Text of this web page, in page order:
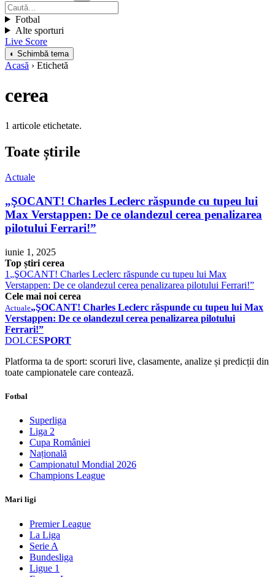
Fotbal
Alte sporturi
Live Score
◐ Schimbă tema
Acasă › Etichetă
cerea
1 articole etichetate.
Toate știrile
Actuale
„ŞOCANT! Charles Leclerc răspunde cu tupeu lui
Max Verstappen: De ce olandezul cerea penalizarea
pilotului Ferrari!”
iunie 1, 2025
Top știri cerea
1 „ŞOCANT! Charles Leclerc răspunde cu tupeu lui Max
Verstappen: De ce olandezul cerea penalizarea pilotului Ferrari!”
Cele mai noi cerea
Actuale„ŞOCANT! Charles Leclerc răspunde cu tupeu lui Max
Verstappen: De ce olandezul cerea penalizarea pilotului
Ferrari!”
DOLCESPORT
Platforma ta de sport: scoruri live, clasamente, analize și predicții din
toate campionatele care contează.
Fotbal
Superliga
Liga 2
Cupa României
Națională
Campionatul Mondial 2026
Champions League
Mari ligi
Premier League
La Liga
Serie A
Bundesliga
Ligue 1